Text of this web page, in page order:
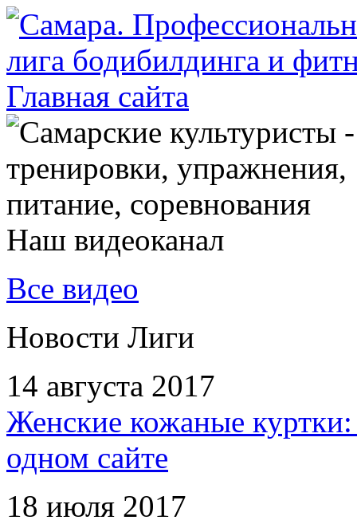
Наш видеоканал
Все видео
Новости Лиги
14 августа 2017
Женские кожаные
одном сайте
18 июля 2017